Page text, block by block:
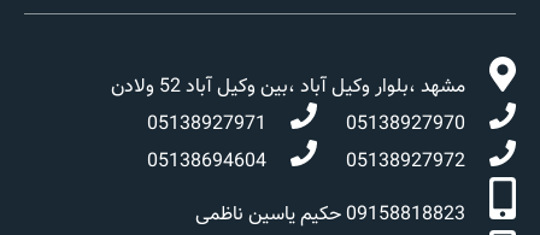
مشهد ،بلوار وکیل آباد ،بین وکیل آباد 52 ولادن
05138927970
05138927971
05138927972
05138694604
09158818823 حکیم یاسین ناظمی